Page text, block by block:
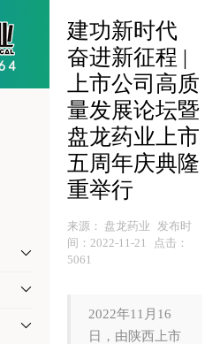
建功新时代
奋进新征程 |
上市公司高质
量发展论坛暨
盘龙药业上市
五周年庆典隆
重举行
来源： 盘龙药业 发布时
间： 2022-11-21
点击：
5061
2022年11月16
日，由陕西上市